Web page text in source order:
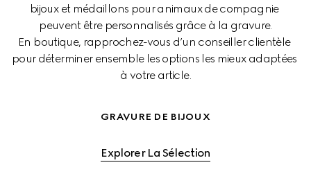
bijoux et médaillons pour animaux de compagnie
peuvent être personnalisés grâce à la gravure.
En boutique, rapprochez-vous d’un conseiller clientèle
pour déterminer ensemble les options les mieux adaptées
à votre article.
GRAVURE DE BIJOUX
Explorer La Sélection